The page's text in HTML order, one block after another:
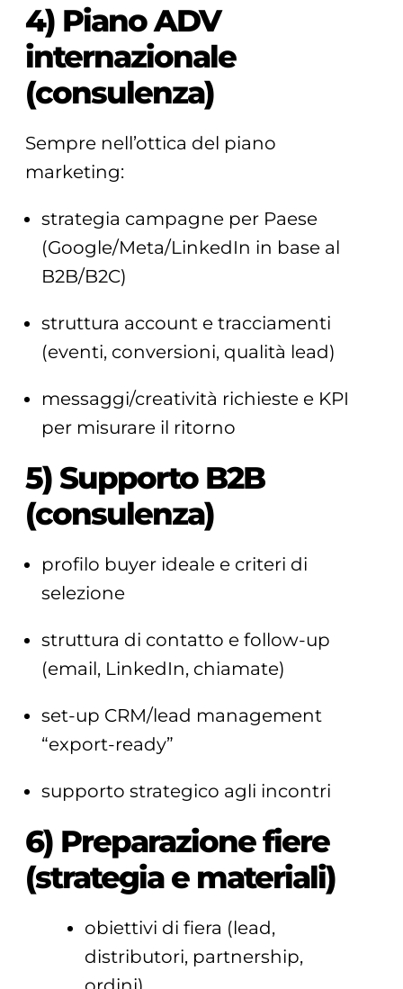
4) Piano ADV
internazionale
(consulenza)
Sempre nell’ottica del piano
marketing:
strategia campagne per Paese
(Google/Meta/LinkedIn in base al
B2B/B2C)
struttura account e tracciamenti
(eventi, conversioni, qualità lead)
messaggi/creatività richieste e KPI
per misurare il ritorno
5) Supporto B2B
(consulenza)
profilo buyer ideale e criteri di
selezione
struttura di contatto e follow-up
(email, LinkedIn, chiamate)
set-up CRM/lead management
“export-ready”
supporto strategico agli incontri
6) Preparazione fiere
(strategia e materiali)
obiettivi di fiera (lead,
distributori, partnership,